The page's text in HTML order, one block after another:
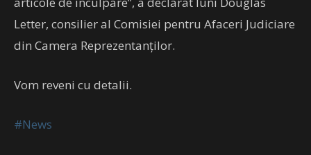
Letter, consilier al Comisiei pentru Afaceri Judiciare
din Camera Reprezentanţilor.
Vom reveni cu detalii.
#News